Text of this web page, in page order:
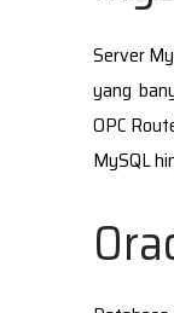
Server
yang
OPC
MySQL